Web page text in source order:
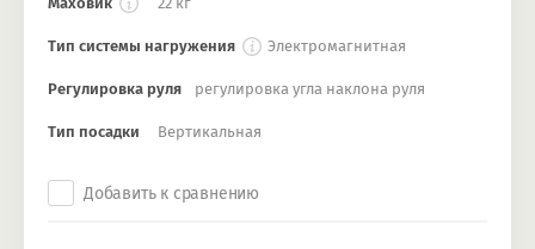
Тип системы нагружения Электромагнитная
Регулировка руля регулировка угла наклона руля
Тип посадки Вертикальная
Добавить к сравнению